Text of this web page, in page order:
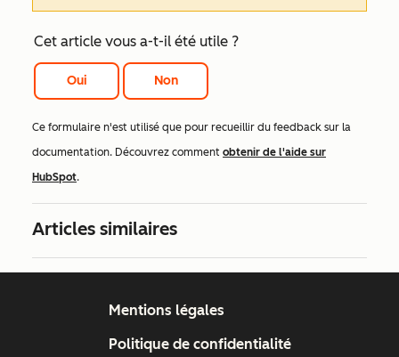
Cet article vous a-t-il été utile ?
Oui Non
Ce formulaire n'est utilisé que pour recueillir du feedback sur la
documentation. Découvrez comment obtenir de l'aide sur
HubSpot.
Articles similaires
Mentions légales
Politique de confidentialité